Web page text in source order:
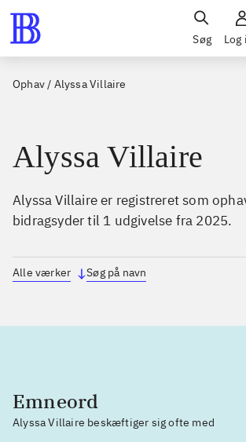
Søg Log
Ophav/ Alyssa Villaire
Alyssa Villaire
Alyssa Villaire er registreret som
bidragsyder til 1 udgivelse fra 2025.
Alle værker Søg på navn
Emneord
Alyssa Villaire beskæftiger sig ofte med